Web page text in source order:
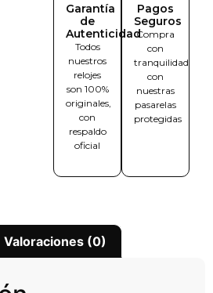
Garantía
de
Autenticidad
Todos
nuestros
relojes
son 100%
originales,
con
respaldo
oficial
Pagos
Seguros
Compra
con
tranquilidad
con
nuestras
pasarelas
protegidas
Valoraciones (0)